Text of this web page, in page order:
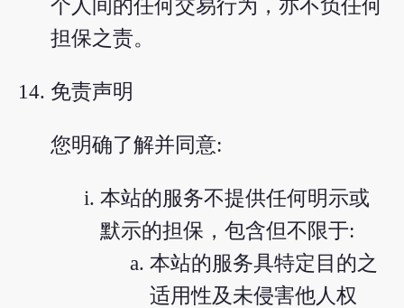
个人间的任何交易行为，亦不负任何
担保之责。
免责声明
您明确了解并同意:
本站的服务不提供任何明示或
默示的担保，包含但不限于:
本站的服务具特定目的之
适用性及未侵害他人权